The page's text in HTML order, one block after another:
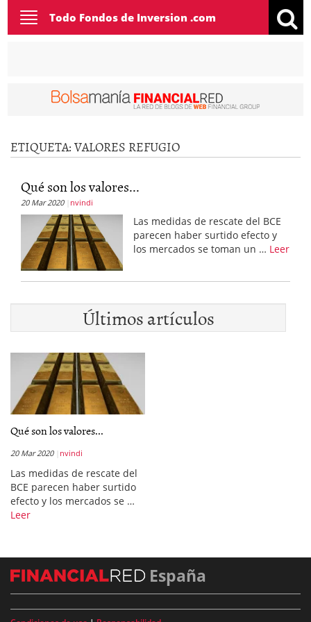
Toggle
navigation
Todo Fondos de Inversion .com
ETIQUETA:VALORES REFUGIO
Qué son los valores...
20 Mar 2020 nvindi
Las medidas de rescate del BCE
parecen haber surtido efecto y
los mercados se toman un … Leer
Últimos artículos
Qué son los valores...
20 Mar 2020 nvindi
Las medidas de rescate del
BCE parecen haber surtido
efecto y los mercados se …
Leer
España